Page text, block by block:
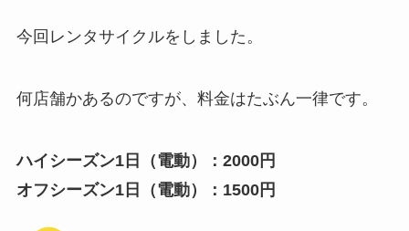
今回レンタサイクルをしました。
何店舗かあるのですが、料金はたぶん一律です。
ハイシーズン1日（電動）：2000円
オフシーズン1日
（電動）： 1500円